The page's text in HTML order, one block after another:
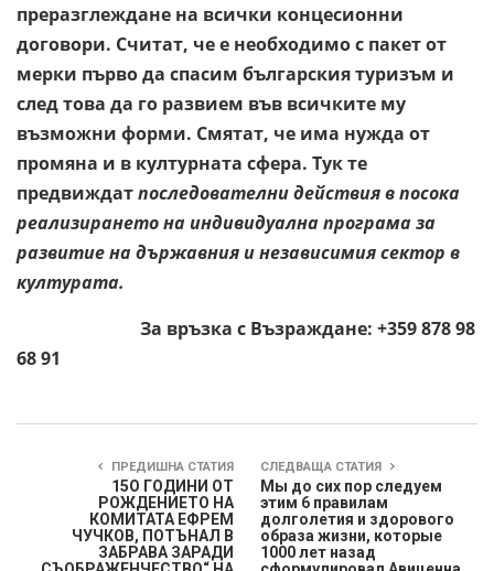
преразглеждане на всички концесионни
договори. Считат, че е необходимо с пакет от
мерки първо да спасим българския туризъм и
след това да го развием във всичките му
възможни форми. Смятат, че има нужда от
промяна и в културната сфера. Тук те
предвиждатпоследователни действия в посока
реализирането на индивидуална програма за
развитие на държавния и независимия сектор в
културата.
За връзка с Възраждане: +359 878 98
68 91
ПРЕДИШНА СТАТИЯ
15О ГОДИНИ ОТ
РОЖДЕНИЕТО НА
КОМИТАТА EФРЕМ
ЧУЧКОВ, ПОТЪНАЛ В
ЗАБРАВА ЗАРАДИ
СЛЕДВАЩА СТАТИЯ
Мы до сих пор следуем
этим 6 правилам
долголетия и здорового
образа жизни, которые
1000 лет назад